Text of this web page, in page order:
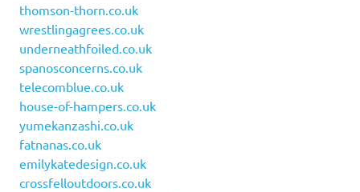
thomson-thorn.co.uk
wrestlingagrees.co.uk
underneathfoiled.co.uk
spanosconcerns.co.uk
telecomblue.co.uk
house-of-hampers.co.uk
yumekanzashi.co.uk
fatnanas.co.uk
emilykatedesign.co.uk
crossfelloutdoors.co.uk